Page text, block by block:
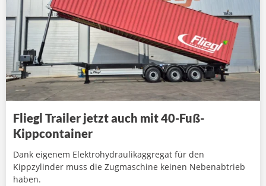
Fliegl Trailer jetzt auch mit 40-Fuß-
Kippcontainer
Dank eigenem Elektrohydraulikaggregat für den
Kippzylinder muss die Zugmaschine keinen Nebenabtrieb
haben.